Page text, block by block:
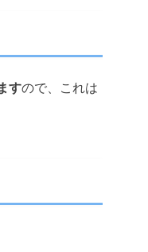
すので、これは